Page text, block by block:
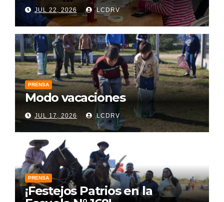
JUL 22, 2026 LCDRV
PRENSA
Modo vacaciones
JUL 17, 2026 LCDRV
PRENSA
¡Festejos Patrios en la